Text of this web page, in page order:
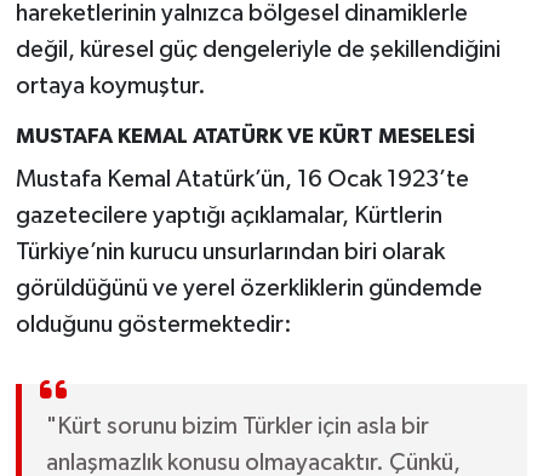
hareketlerinin yalnızca bölgesel dinamiklerle
değil, küresel güç dengeleriyle de şekillendiğini
ortaya koymuştur.
MUSTAFA KEMAL ATATÜRK VE KÜRT MESELESİ
Mustafa Kemal Atatürk’ün, 16 Ocak 1923’te
gazetecilere yaptığı açıklamalar, Kürtlerin
Türkiye’nin kurucu unsurlarından biri olarak
görüldüğünü ve yerel özerkliklerin gündemde
olduğunu göstermektedir:
"Kürt sorunu bizim Türkler için asla bir
anlaşmazlık konusu olmayacaktır. Çünkü,